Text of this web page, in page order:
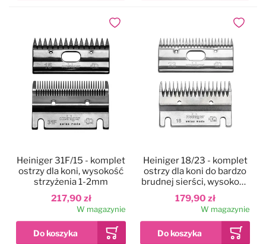
217,90 zł
Heiniger 31F/15 - komplet
ostrzy dla koni, wysokość
strzyżenia 1-2mm
W magazynie
Dodaj do ulubionych
179,90 zł
Heiniger 18/23 - komplet
ostrzy dla koni do bardzo
brudnej sierści, wysokość
strzyżenia 2-4 mm
W magazynie
Dodaj